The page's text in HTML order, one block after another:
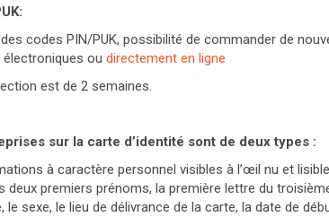
codes PIN/PUK, possibilité de commander de
électroniques ou directement en ligne
est de 2 semaines.
sur la carte d’identité sont de deux types :
à caractère personnel visibles à l’œil nu et
deux premiers prénoms, la première lettre du
le sexe, le lieu de délivrance de la carte, la date de